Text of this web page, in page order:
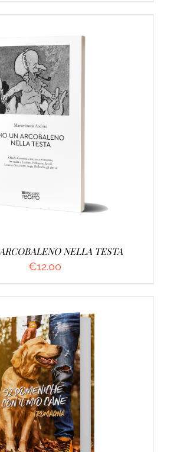
AL CARRELLO
NELLA TESTA
€12.00
AL CARRELLO /